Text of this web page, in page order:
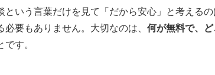
という言葉だけを見て「だから安心」と考える
必要もありません。大切なのは、 何が無料で、
です。